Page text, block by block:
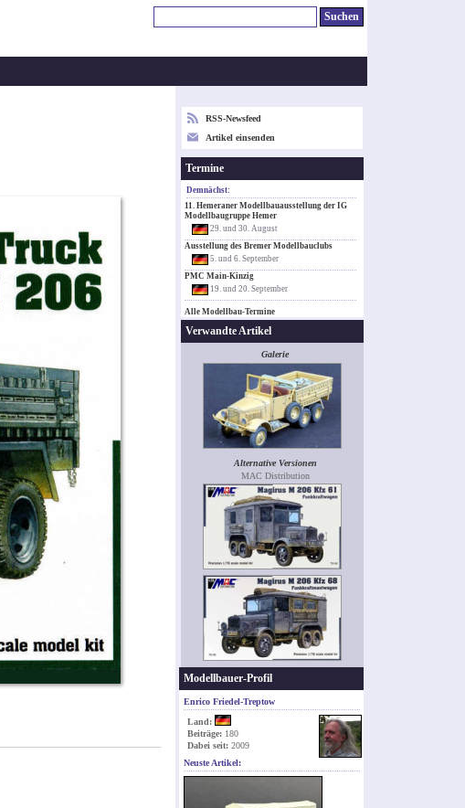
RSS-Newsfeed
Artikel einsenden
Termine
Demnächst:
11. Hemeraner Modellbauausstellung der IG
Modellbaugruppe Hemer
29. und 30. August
Ausstellung des Bremer Modellbauclubs
5. und 6. September
PMC Main-Kinzig
19. und 20. September
Alle Modellbau-Termine
Verwandte Artikel
Galerie
Alternative Versionen
MAC Distribution
Modellbauer-Profil
Enrico Friedel-Treptow
Land:
Beiträge: 180
Dabei seit: 2009
Neuste Artikel: